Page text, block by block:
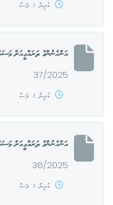
ކުރިން 3 މަސް
އަންހެނުންގެ ތަރައްގީއަށް
37/2025
ކުރިން 3 މަސް
އަންހެނުންގެ ތަރައްގީއަށް
36/2025
ކުރިން 3 މަސް